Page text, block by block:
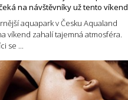
na návštěvníky už tento víkend
aquapark v Česku Aqualand
víkend zahalí tajemná atmosféra.
se ...